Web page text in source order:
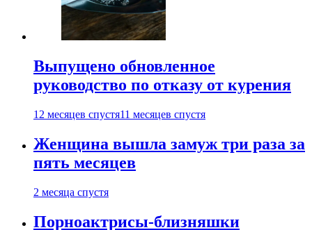
Выпущено обновленное
руководство по отказу от курения
12 месяцев спустя11 месяцев спустя
Женщина вышла замуж три раза за
пять месяцев
2 месяца спустя
Порноактрисы-близняшки